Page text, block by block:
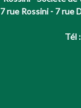
7 rue Rossini - 7 rue
Tél